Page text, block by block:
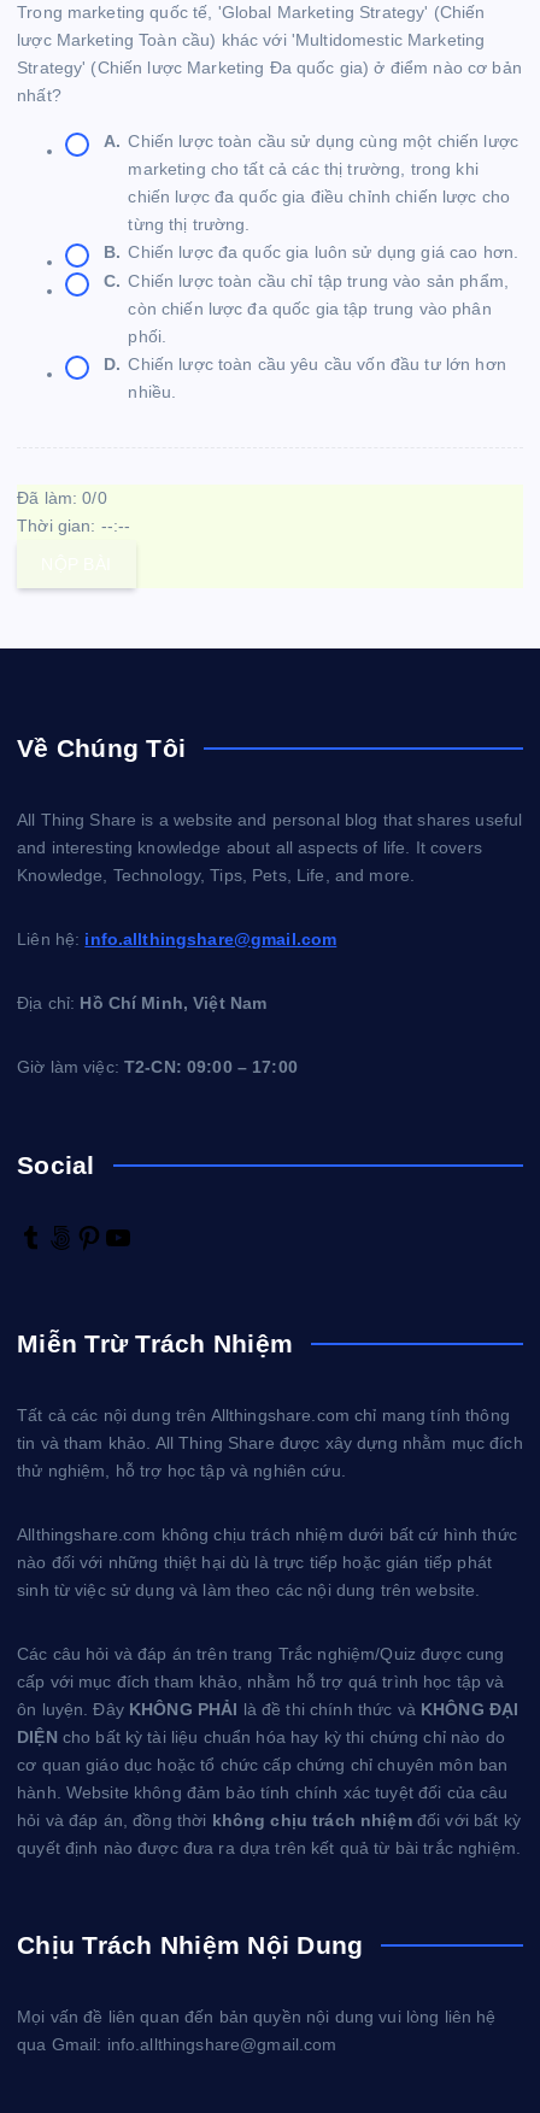
Trong marketing quốc tế, 'Global Marketing Strategy' (Chiến
lược Marketing Toàn cầu) khác với 'Multidomestic Marketing
Strategy' (Chiến lược Marketing Đa quốc gia) ở điểm nào cơ bản
nhất?
A. Chiến lược toàn cầu sử dụng cùng một chiến lược
marketing cho tất cả các thị trường, trong khi
chiến lược đa quốc gia điều chỉnh chiến lược cho
từng thị trường.
B. Chiến lược đa quốc gia luôn sử dụng giá cao hơn.
C. Chiến lược toàn cầu chỉ tập trung vào sản phẩm,
còn chiến lược đa quốc gia tập trung vào phân
phối.
D. Chiến lược toàn cầu yêu cầu vốn đầu tư lớn hơn
nhiều.
Đã làm:0/0
Thời gian: --:--
Về Chúng Tôi
All Thing Share is a website and personal blog that shares useful
and interesting knowledge about all aspects of life. It covers
Knowledge, Technology, Tips, Pets, Life, and more.
Liên hệ: info.allthingshare@gmail.com
Địa chỉ: Hồ Chí Minh, Việt Nam
Giờ làm việc:T2-CN: 09:00 – 17:00
Social
T
l
5
x
P
e
Miễn Trừ Trách Nhiệm
Tất cả các nội dung trên Allthingshare.com chỉ mang tính thông
tin và tham khảo. All Thing Share được xây dựng nhằm mục đích
thử nghiệm, hỗ trợ học tập và nghiên cứu.
Allthingshare.com không chịu trách nhiệm dưới bất cứ hình thức
nào đối với những thiệt hại dù là trực tiếp hoặc gián tiếp phát
sinh từ việc sử dụng và làm theo các nội dung trên website.
Các câu hỏi và đáp án trên trang Trắc nghiệm/Quiz được cung
cấp với mục đích tham khảo, nhằm hỗ trợ quá trình học tập và
ôn luyện. Đây KHÔNG PHẢI là đề thi chính thức và KHÔNG ĐẠI
DIỆN cho bất kỳ tài liệu chuẩn hóa hay kỳ thi chứng chỉ nào do
cơ quan giáo dục hoặc tổ chức cấp chứng chỉ chuyên môn ban
hành. Website không đảm bảo tính chính xác tuyệt đối của câu
hỏi và đáp án, đồng thời không chịu trách nhiệmđối với bất kỳ
quyết định nào được đưa ra dựa trên kết quả từ bài trắc nghiệm.
Chịu Trách Nhiệm Nội Dung
Mọi vấn đề liên quan đến bản quyền nội dung vui lòng liên hệ
qua Gmail: info.allthingshare@gmail.com